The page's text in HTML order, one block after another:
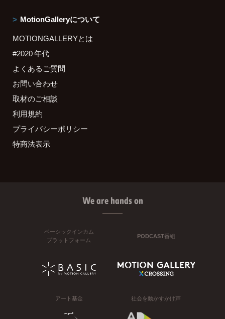
MotionGalleryについて
MOTIONGALLERYとは
#2020 年代
よくあるご質問
お問い合わせ
取材のご相談
利用規約
プライバシーポリシー
特商法表示
We are hands on
ベーシックインカム
プラットフォーム
PODCAST番組
アート基金 社会を動かすかけ声